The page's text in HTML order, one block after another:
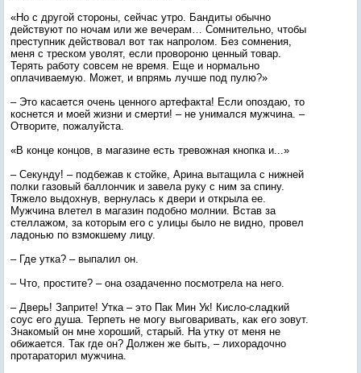
«Но с другой стороны, сейчас утро. Бандиты обычно
действуют по ночам или же вечерам… Сомнительно, чтобы
преступник действовал вот так напролом. Без сомнения,
меня с треском уволят, если провороню ценный товар.
Терять работу совсем не время. Еще и нормально
оплачиваемую. Может, и впрямь лучше под пулю?»
– Это касается очень ценного артефакта! Если опоздаю, то
коснется и моей жизни и смерти! – не унимался мужчина. –
Отворите, пожалуйста.
«В конце концов, в магазине есть тревожная кнопка и...»
– Секунду! – подбежав к стойке, Арина вытащила с нижней
полки газовый баллончик и завела руку с ним за спину.
Тяжело выдохнув, вернулась к двери и открыла ее.
Мужчина влетел в магазин подобно молнии. Встав за
стеллажом, за которым его с улицы было не видно, провел
ладонью по взмокшему лицу.
– Где утка? – выпалил он.
– Что, простите? – она озадаченно посмотрела на него.
– Дверь! Заприте! Утка – это Пак Мин Ук! Кисло-сладкий
соус его душа. Терпеть не могу выговаривать, как его зовут.
Знакомый он мне хороший, старый. На утку от меня не
обижается. Так где он? Должен же быть, – лихорадочно
протараторил мужчина.